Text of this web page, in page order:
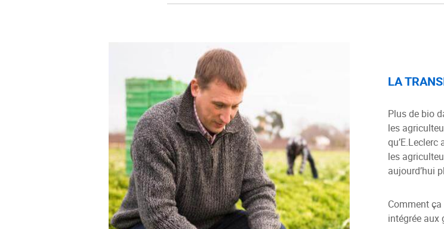
LA
Plus de bio
les
qu’E.Leclerc
les
aujourd’hui
Comment
intégrée aux